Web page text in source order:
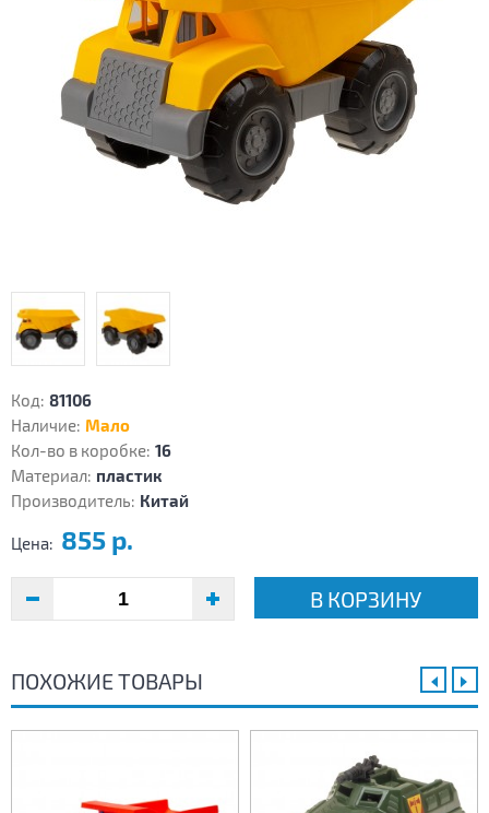
Код: 81106
Наличие: Мало
Кол-во в коробке: 16
Материал: пластик
Производитель: Китай
Цена: 855 р.
В КОРЗИНУ
ПОХОЖИЕ ТОВАРЫ